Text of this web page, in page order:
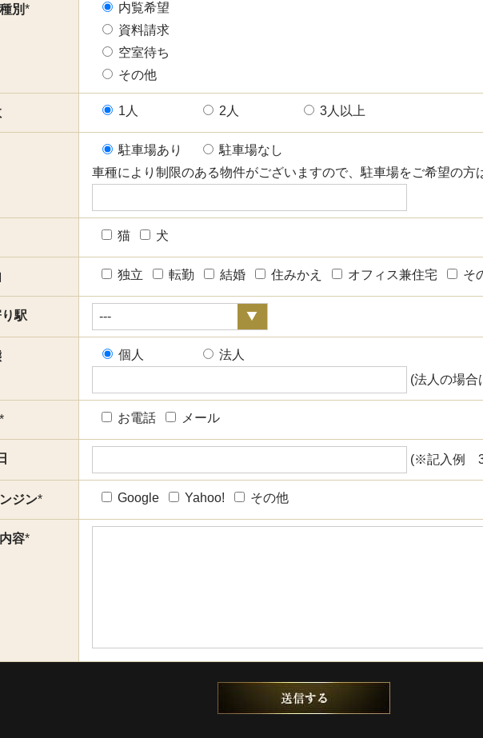
別*
内覧希望
資料請求
空室待ち
その他
1人 2人 3人以上
駐車場あり
駐車場なし
車種により制限のある物件がございますので、駐車場をご希望の方
猫 犬
独立 転勤 結婚 住みかえ オフィス兼住宅 そ
駅
個人
法人
(法人の場合
お電話 メール
(※記入例
ジン* Google Yahoo! その他
容*